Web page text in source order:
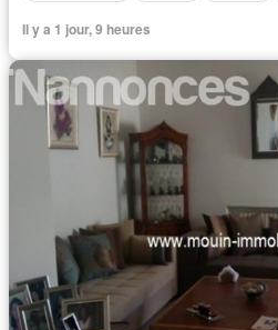
Il y a 1 jour, 9 heures